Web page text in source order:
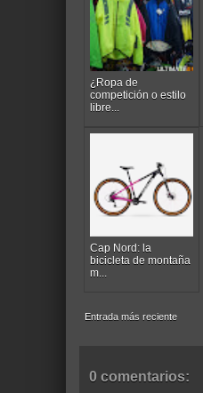
¿Ropa de
competición o estilo
libre...
Cap Nord: la
bicicleta de montaña
m...
Entrada más reciente
0 comentarios: